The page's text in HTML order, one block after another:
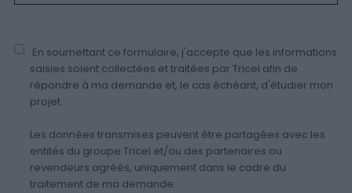
En soumettant ce formulaire, j'accepte que les informations
saisies soient collectées et traitées par Tricel afin de
répondre à ma demande et, le cas échéant, d'étudier mon
projet.
Les données transmises peuvent être partagées avec les
entités du groupe Tricel et/ou des partenaires ou
revendeurs agréés, uniquement dans le cadre du
traitement de ma demande.